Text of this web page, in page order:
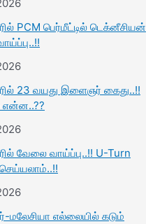
PCM பெர்மீட்டில் டெக்னீசியன்
23 வயது இளைஞர் கைது..!!
வேலை வாய்ப்பு..!! U-Turn
மலேசியா எல்லையில் கடும்